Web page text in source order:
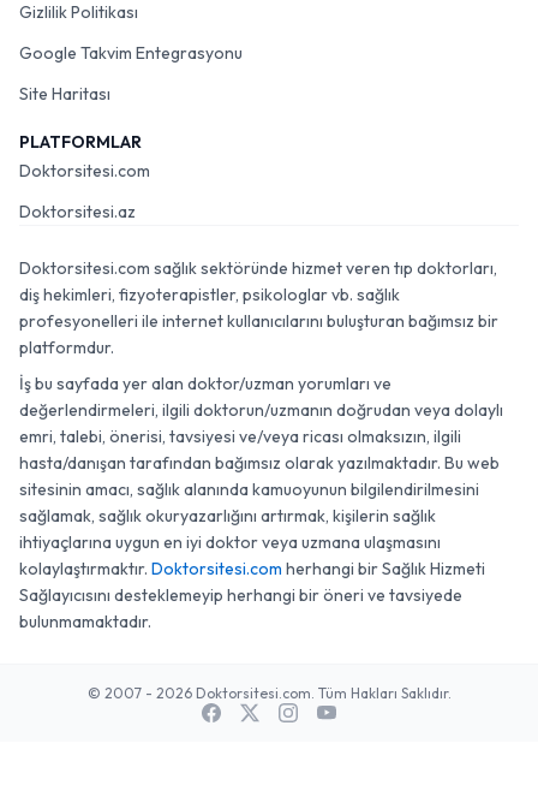
Gizlilik Politikası
Google Takvim Entegrasyonu
Site Haritası
PLATFORMLAR
Doktorsitesi.com
Doktorsitesi.az
Doktorsitesi.com sağlık sektöründe hizmet veren tıp doktorları,
diş hekimleri, fizyoterapistler, psikologlar vb. sağlık
profesyonelleri ile internet kullanıcılarını buluşturan bağımsız bir
platformdur.
İş bu sayfada yer alan doktor/uzman yorumları ve
değerlendirmeleri, ilgili doktorun/uzmanın doğrudan veya dolaylı
emri, talebi, önerisi, tavsiyesi ve/veya ricası olmaksızın, ilgili
hasta/danışan tarafından bağımsız olarak yazılmaktadır. Bu web
sitesinin amacı, sağlık alanında kamuoyunun bilgilendirilmesini
sağlamak, sağlık okuryazarlığını artırmak, kişilerin sağlık
ihtiyaçlarına uygun en iyi doktor veya uzmana ulaşmasını
kolaylaştırmaktır. Doktorsitesi.com herhangi bir Sağlık Hizmeti
Sağlayıcısını desteklemeyip herhangi bir öneri ve tavsiyede
bulunmamaktadır.
© 2007 - 2026 Doktorsitesi.com. Tüm Hakları Saklıdır.